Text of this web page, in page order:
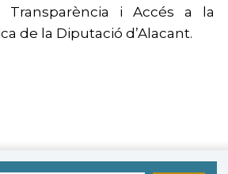
Transparència i Accés a la
de la Diputació d’Alacant.